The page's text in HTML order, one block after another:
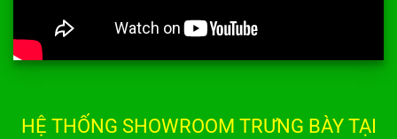
HỆ THỐNG SHOWROOM TRƯNG BÀY TẠI